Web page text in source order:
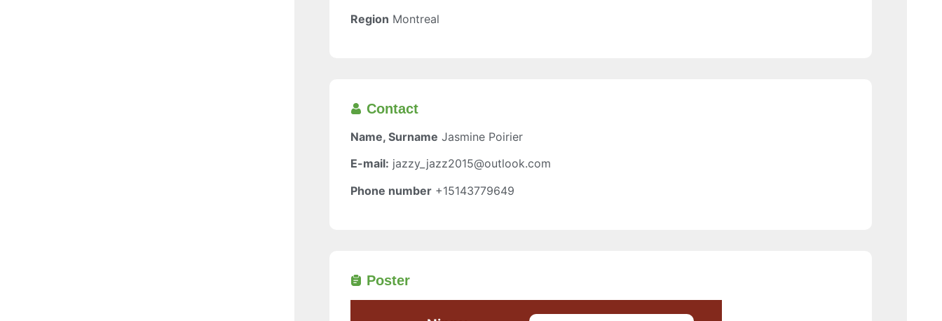
Region Montreal
Contact
Name, Surname Jasmine Poirier
E-mail: jazzy_jazz2015@outlook.com
Phone number +15143779649
Poster